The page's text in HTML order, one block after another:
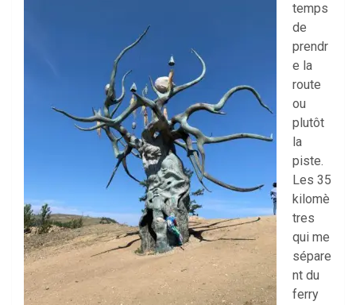
temps
de
prendr
e la
route
ou
plutôt
la
piste.
Les 35
kilomè
tres
qui me
sépare
nt du
ferry